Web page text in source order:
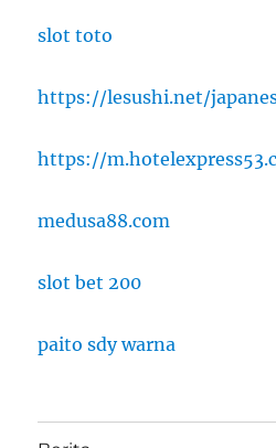
slot toto
https://lesushi.net/
https://
medusa88.com
slot bet 200
paito sdy warna